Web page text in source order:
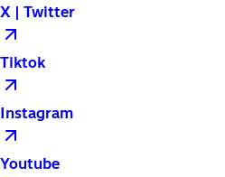
X | Twitter
Tiktok
Instagram
Youtube